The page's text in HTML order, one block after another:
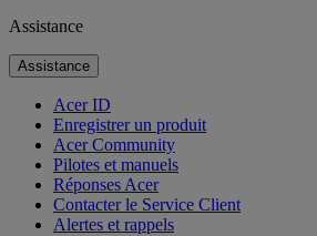
Assistance
Assistance
Acer ID
Enregistrer un produit
Acer Community
Pilotes et manuels
Réponses Acer
Contacter le Service Client
Alertes et rappels